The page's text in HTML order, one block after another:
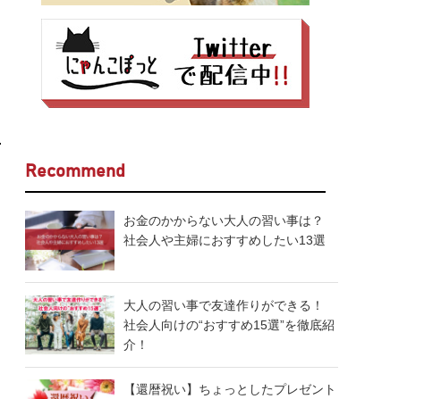
Recommend
お金のかからない大人の習い事は？
社会人や主婦におすすめしたい13選
大人の習い事で友達作りができる！
社会人向けの“おすすめ15選”を徹底紹
介！
【還暦祝い】ちょっとしたプレゼント